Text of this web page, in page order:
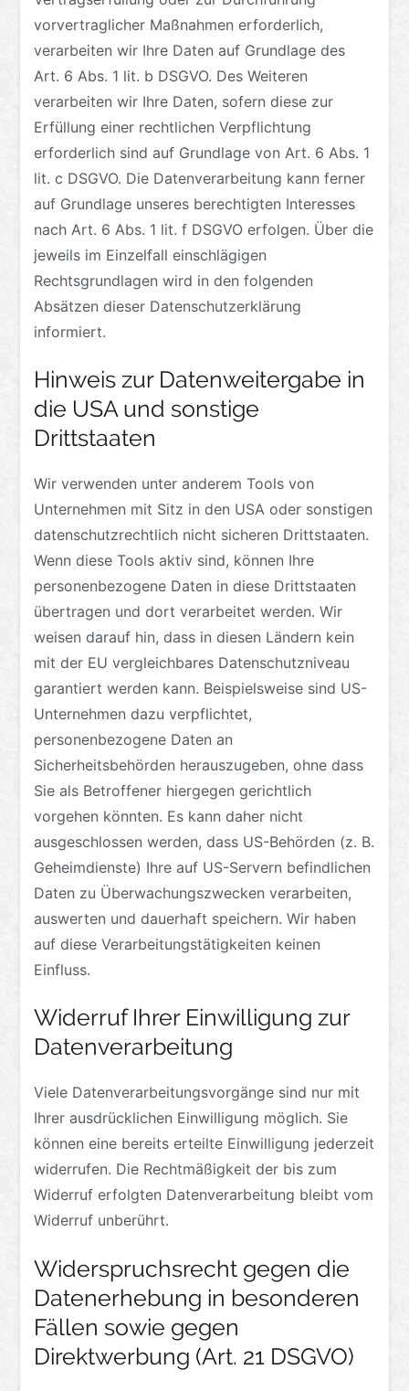
vorvertraglicher Maßnahmen erforderlich,
verarbeiten wir Ihre Daten auf Grundlage des
Art. 6 Abs. 1 lit. b DSGVO. Des Weiteren
verarbeiten wir Ihre Daten, sofern diese zur
Erfüllung einer rechtlichen Verpflichtung
erforderlich sind auf Grundlage von Art. 6 Abs. 1
lit. c DSGVO. Die Datenverarbeitung kann ferner
auf Grundlage unseres berechtigten Interesses
nach Art. 6 Abs. 1 lit. f DSGVO erfolgen. Über die
jeweils im Einzelfall einschlägigen
Rechtsgrundlagen wird in den folgenden
Absätzen dieser Datenschutzerklärung
informiert.
Hinweis zur Datenweitergabe in
die USA und sonstige
Drittstaaten
Wir verwenden unter anderem Tools von
Unternehmen mit Sitz in den USA oder sonstigen
datenschutzrechtlich nicht sicheren Drittstaaten.
Wenn diese Tools aktiv sind, können Ihre
personenbezogene Daten in diese Drittstaaten
übertragen und dort verarbeitet werden. Wir
weisen darauf hin, dass in diesen Ländern kein
mit der EU vergleichbares Datenschutzniveau
garantiert werden kann. Beispielsweise sind US-
Unternehmen dazu verpflichtet,
personenbezogene Daten an
Sicherheitsbehörden herauszugeben, ohne dass
Sie als Betroffener hiergegen gerichtlich
vorgehen könnten. Es kann daher nicht
ausgeschlossen werden, dass US-Behörden (z. B.
Geheimdienste) Ihre auf US-Servern befindlichen
Daten zu Überwachungszwecken verarbeiten,
auswerten und dauerhaft speichern. Wir haben
auf diese Verarbeitungstätigkeiten keinen
Einfluss.
Widerruf Ihrer Einwilligung zur
Datenverarbeitung
Viele Datenverarbeitungsvorgänge sind nur mit
Ihrer ausdrücklichen Einwilligung möglich. Sie
können eine bereits erteilte Einwilligung jederzeit
widerrufen. Die Rechtmäßigkeit der bis zum
Widerruf erfolgten Datenverarbeitung bleibt vom
Widerruf unberührt.
Widerspruchsrecht gegen die
Datenerhebung in besonderen
Fällen sowie gegen
Direktwerbung (Art. 21 DSGVO)